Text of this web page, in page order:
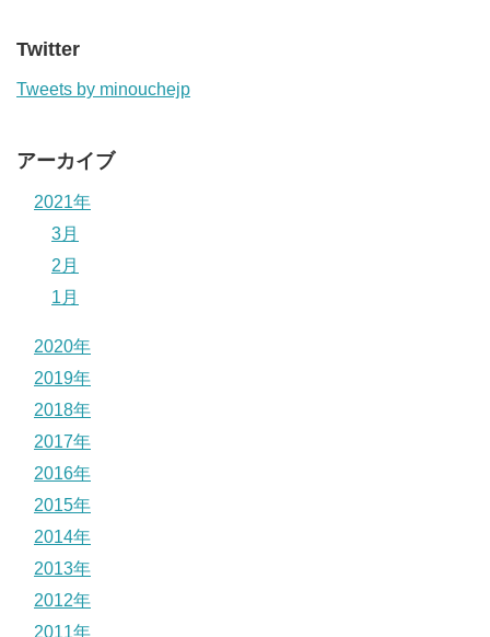
Twitter
Tweets by minouchejp
アーカイブ
2021年
3月
2月
1月
2020年
2019年
2018年
2017年
2016年
2015年
2014年
2013年
2012年
2011年